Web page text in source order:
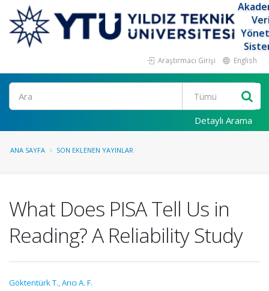
Araştırmacı Girişi English
Ara
Detaylı Arama
ANA SAYFA SON EKLENEN YAYINLAR
What Does PISA Tell Us in
Reading? A Reliability Study
Göktentürk T.,Arıcı A. F.